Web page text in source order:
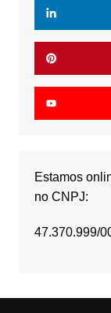
Estamos
no CNPJ:
47.370.999/